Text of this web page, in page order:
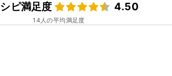
ピ満足度
4.50
14 人の平均満足度